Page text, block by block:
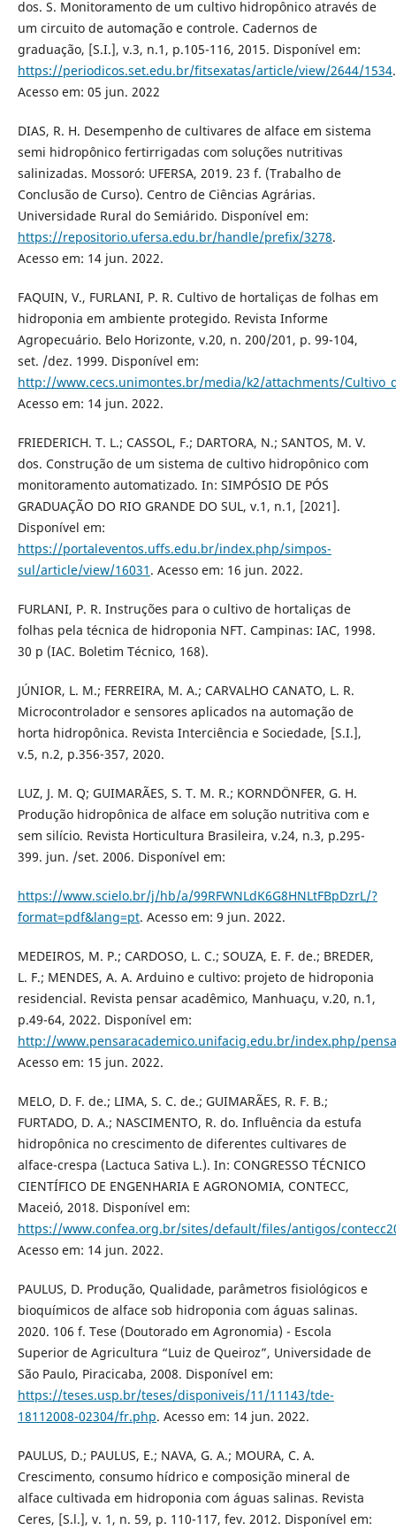
dos. S. Monitoramento de um cultivo hidropônico através de
um circuito de automação e controle. Cadernos de
graduação, [S.I.], v.3, n.1, p.105-116, 2015. Disponível em:
https://periodicos.set.edu.br/fitsexatas/article/view/2644/1534.
Acesso em: 05 jun. 2022
DIAS, R. H. Desempenho de cultivares de alface em sistema
semi hidropônico fertirrigadas com soluções nutritivas
salinizadas. Mossoró: UFERSA, 2019. 23 f. (Trabalho de
Conclusão de Curso). Centro de Ciências Agrárias.
Universidade Rural do Semiárido. Disponível em:
https://repositorio.ufersa.edu.br/handle/prefix/3278.
Acesso em: 14 jun. 2022.
FAQUIN, V., FURLANI, P. R. Cultivo de hortaliças de folhas em
hidroponia em ambiente protegido. Revista Informe
Agropecuário. Belo Horizonte, v.20, n. 200/201, p. 99-104,
set. /dez. 1999. Disponível em:
http://www.cecs.unimontes.br/media/k2/attachments/
Acesso em: 14 jun. 2022.
FRIEDERICH. T. L.; CASSOL, F.; DARTORA, N.; SANTOS, M. V.
dos. Construção de um sistema de cultivo hidropônico com
monitoramento automatizado. In: SIMPÓSIO DE PÓS
GRADUAÇÃO DO RIO GRANDE DO SUL, v.1, n.1, [2021].
Disponível em:
https://portaleventos.uffs.edu.br/index.php/simpos-
sul/article/view/16031 . Acesso em: 16 jun. 2022.
FURLANI, P. R. Instruções para o cultivo de hortaliças de
folhas pela técnica de hidroponia NFT. Campinas: IAC, 1998.
30 p (IAC. Boletim Técnico, 168).
JÚNIOR, L. M.; FERREIRA, M. A.; CARVALHO CANATO, L. R.
Microcontrolador e sensores aplicados na automação de
horta hidropônica. Revista Interciência e Sociedade, [S.I.],
v.5, n.2, p.356-357, 2020.
LUZ, J. M. Q; GUIMARÃES, S. T. M. R.; KORNDÖNFER, G. H.
Produção hidropônica de alface em solução nutritiva com e
sem silício. Revista Horticultura Brasileira, v.24, n.3, p.295-
399. jun. /set. 2006. Disponível em:
https://www.scielo.br/j/hb/a/99RFWNLdK6G8HNLtFBpDzrL/?
format=pdf&lang=pt. Acesso em: 9 jun. 2022.
MEDEIROS, M. P.; CARDOSO, L. C.; SOUZA, E. F. de.; BREDER,
L. F.; MENDES, A. A. Arduino e cultivo: projeto de hidroponia
residencial. Revista pensar acadêmico, Manhuaçu, v.20, n.1,
p.49-64, 2022. Disponível em:
http://www.pensaracademico.unifacig.edu.br/index.php/
Acesso em: 15 jun. 2022.
MELO, D. F. de.; LIMA, S. C. de.; GUIMARÃES, R. F. B.;
FURTADO, D. A.; NASCIMENTO, R. do. Influência da estufa
hidropônica no crescimento de diferentes cultivares de
alface-crespa (Lactuca Sativa L.). In: CONGRESSO TÉCNICO
CIENTÍFICO DE ENGENHARIA E AGRONOMIA, CONTECC,
Maceió, 2018. Disponível em:
https://www.confea.org.br/sites/default/files/antigos/
Acesso em: 14 jun. 2022.
PAULUS, D. Produção, Qualidade, parâmetros fisiológicos e
bioquímicos de alface sob hidroponia com águas salinas.
2020. 106 f. Tese (Doutorado em Agronomia) - Escola
Superior de Agricultura “Luiz de Queiroz”, Universidade de
São Paulo, Piracicaba, 2008. Disponível em:
https://teses.usp.br/teses/disponiveis/11/11143/tde-
18112008-02304/fr.php. Acesso em: 14 jun. 2022.
PAULUS, D.; PAULUS, E.; NAVA, G. A.; MOURA, C. A.
Crescimento, consumo hídrico e composição mineral de
alface cultivada em hidroponia com águas salinas. Revista
Ceres, [S.l.], v. 1, n. 59, p. 110-117, fev. 2012. Disponível em: